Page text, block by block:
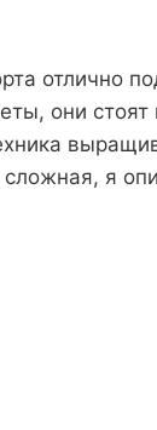
отлично
они стоят
сложная, я